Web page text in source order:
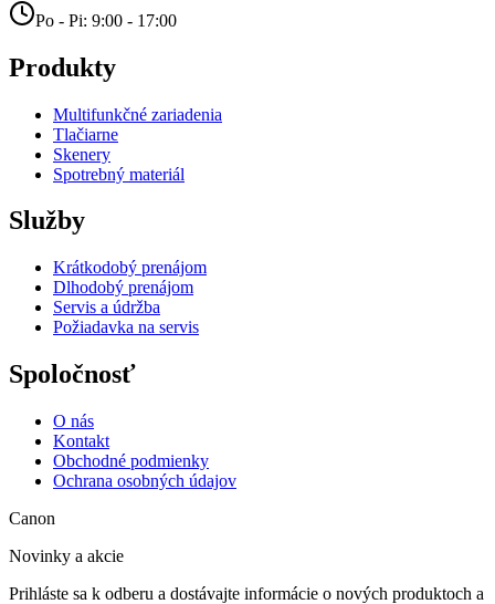
Po - Pi: 9:00 - 17:00
Produkty
Multifunkčné zariadenia
Tlačiarne
Skenery
Spotrebný materiál
Služby
Krátkodobý prenájom
Dlhodobý prenájom
Servis a údržba
Požiadavka na servis
Spoločnosť
O nás
Kontakt
Obchodné podmienky
Ochrana osobných údajov
Canon
Novinky a akcie
Prihláste sa k odberu a dostávajte informácie o nových produktoch a